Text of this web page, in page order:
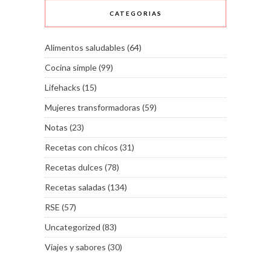
CATEGORIAS
Alimentos saludables (64)
Cocina simple(99)
Lifehacks (15)
Mujeres transformadoras (59)
Notas (23)
Recetas con chicos (31)
Recetas dulces (78)
Recetas saladas (134)
RSE (57)
Uncategorized (83)
Viajes y sabores (30)